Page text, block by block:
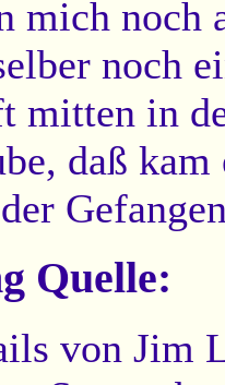
mich noch
noch
mitten in
daß
Quelle:
von Jim